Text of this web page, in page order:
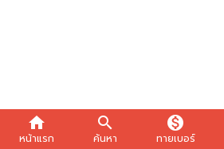
home
หน้าแรก
search
ค้นหา
monetization_on
ทายเบอร์